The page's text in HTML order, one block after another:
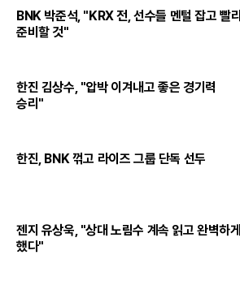
BNK 박준석, "KRX 전, 선수들 멘털 잡고 빨리
준비할 것"
한진 김상수, "압박 이겨내고 좋은 경기력
승리"
한진, BNK 꺾고 라이즈 그룹 단독 선두
젠지 유상욱, "상대 노림수 계속 읽고 완벽하게
했다"